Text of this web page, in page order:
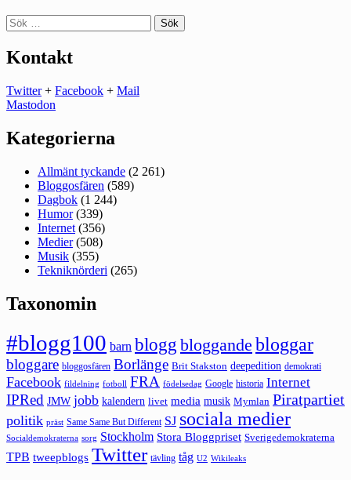
Sök
efter:
Kontakt
Twitter+ Facebook + Mail
Mastodon
Kategorierna
Allmänt tyckande (2 261)
Bloggosfären (589)
Dagbok (1 244)
Humor(339)
Internet (356)
Medier(508)
Musik (355)
Tekniknörderi (265)
Taxonomin
#blogg100 barn blogg bloggande bloggar
bloggare bloggosfären Borlänge Brit Stakston deepedition demokrati
Facebook fildelning fotboll FRA födelsedag Google historia Internet
IPRed JMW jobb kalendern livet media musik Mymlan Piratpartiet
politik präst Same Same But Different SJ sociala medier
Socialdemokraterna sorg Stockholm Stora Bloggpriset Sverigedemokraterna
TPB tweepblogs Twitter tävling tåg U2 Wikileaks